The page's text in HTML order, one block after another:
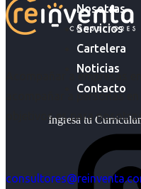
Nosotras
Servicios
Cartelera
Noticias
Contacto
Ingresa tu
Acompañar a empresas
acompañar a personas
objetivos es para